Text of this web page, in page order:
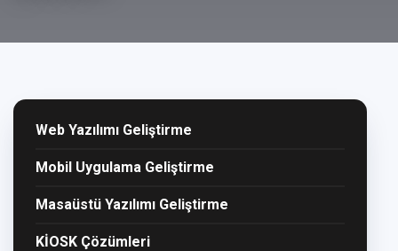
Web Yazılımı Geliştirme
Mobil Uygulama Geliştirme
Masaüstü Yazılımı Geliştirme
KİOSK Çözümleri